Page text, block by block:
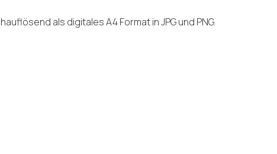
als digitales A4 Format in JPG und PNG.